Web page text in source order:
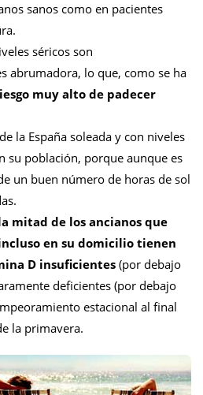
sanos como en pacientes
séricos son
abrumadora, lo que, como se ha
muy alto de padecer
la España soleada y con niveles
su población, porque aunque es
un buen número de horas de sol
mitad de los ancianos que
en su domicilio tienen
D insuficientes (por debajo
deficientes (por debajo
estacional al final
la primavera.